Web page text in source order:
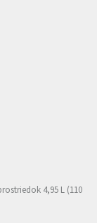
4,95 L (110